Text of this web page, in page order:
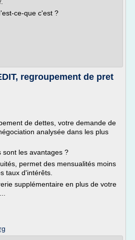
ce-que c'est ?
regroupement de pret
de dettes, votre demande de
analysée dans les plus
sont les avantages ?
permet des mensualités moins
taux d'intérêts.
supplémentaire en plus de votre